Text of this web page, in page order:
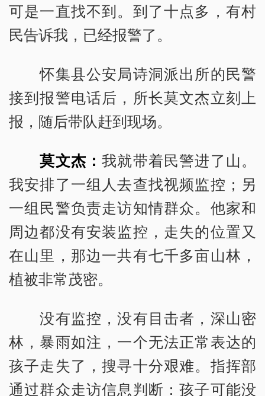
可是一直找不到。到了十点多，有村
民告诉我，已经报警了。
怀集县公安局诗洞派出所的民警
接到报警电话后，所长莫文杰立刻上
报，随后带队赶到现场。
莫文杰：我就带着民警进了山。
我安排了一组人去查找视频监控；另
一组民警负责走访知情群众。他家和
周边都没有安装监控，走失的位置又
在山里，那边一共有七千多亩山林，
植被非常茂密。
没有监控，没有目击者，深山密
林，暴雨如注，一个无法正常表达的
孩子走失了，搜寻十分艰难。指挥部
通过群众走访信息判断：孩子可能没